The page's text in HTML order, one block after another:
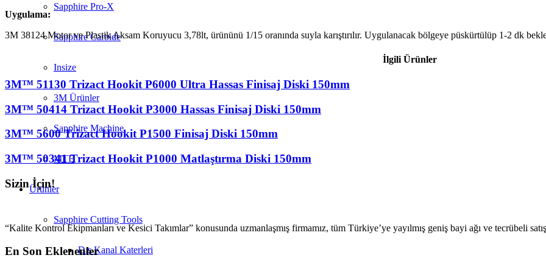
Sapphire Pro-X
Sapphire Carbide
Insize
3M Ürünler
Sapphire Machine
MTE
Ürünler
Sapphire Cutting Tools
Dış Kanal Katerleri
Uygulama:
3M 38124 Motor ve Plastik Aksam Koruyucu 3,78lt, ürününü 1/15 oranında suyla karıştırılır. Uygulanacak bölgeye püskürtülüp 1-2 dk
İlgili Ürünler
3M™ 51130 Trizact Hookit P6000 Ultra Hassas Finisaj Diski 150mm
3M™ 50414 Trizact Hookit P3000 Hassas Finisaj Diski 150mm
3M™ 5600 Trizact Hookit P1500 Finisaj Diski 150mm
3M™ 50341 Trizact Hookit P1000 Matlaştırma Diski 150mm
Sizin İçin!
“Kalite Kontrol Ekipmanları ve Kesici Takımlar” konusunda uzmanlaşmış firmamız, tüm Türkiye’ye yayılmış geniş bayi ağı ve tecrübeli
En Son Eklenenler